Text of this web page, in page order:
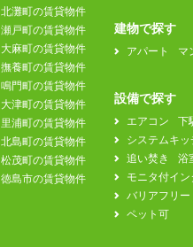
北灘町の賃貸物件
瀬戸町の賃貸物件
大麻町の賃貸物件
撫養町の賃貸物件
鳴門町の賃貸物件
大津町の賃貸物件
里浦町の賃貸物件
北島町の賃貸物件
松茂町の賃貸物件
徳島市の賃貸物件
建物で探す
アパート マ
設備で探す
エアコン 下
システムキッ
追い焚き
浴
モニタ付イ
バリアフリー
ペット可